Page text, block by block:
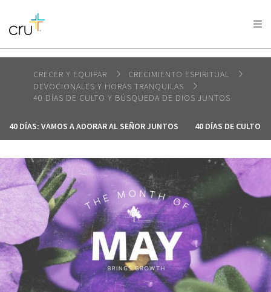
AFRICA
AMERICA / CARIBBEAN
OCEANIA
CRECER Y EQUIPAR
CRECIMIENTO ESPIRITUAL
DEVOCIONALES Y HORAS TRANQUILAS
40 DÍAS DE CULTO Y BÚSQUEDA DE DIOS JUNTOS
40 DÍAS: VAMOS A ADORAR AL SEÑOR JUNTOS 40 DÍAS DE CULTO